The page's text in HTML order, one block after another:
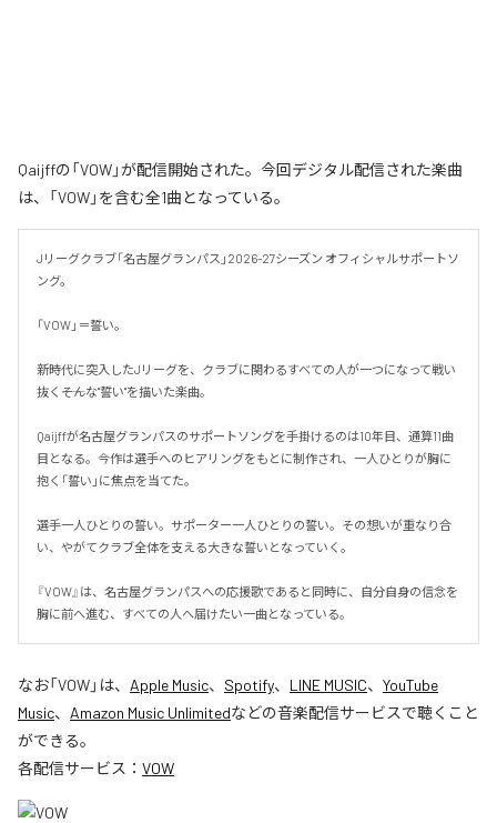
Qaijffの「VOW」が配信開始された。今回デジタル配信された楽曲
は、「VOW」を含む全1曲となっている。
Jリーグクラブ「名古屋グランパス」2026-27シーズン オフィシャルサポートソ
ング。
「VOW」＝誓い。
新時代に突入したJリーグを、クラブに関わるすべての人が一つになって戦い
抜く――そんな"誓い"を描いた楽曲。
Qaijffが名古屋グランパスのサポートソングを手掛けるのは10年目、通算11曲
目となる。今作は選手へのヒアリングをもとに制作され、一人ひとりが胸に
抱く「誓い」に焦点を当てた。
選手一人ひとりの誓い。サポーター一人ひとりの誓い。その想いが重なり合
い、やがてクラブ全体を支える大きな誓いとなっていく。
『VOW』は、名古屋グランパスへの応援歌であると同時に、自分自身の信念を
胸に前へ進む、すべての人へ届けたい一曲となっている。
なお「VOW」は、 Apple Music、 Spotify、 LINE MUSIC、 YouTube
Music、 Amazon Music Unlimitedなどの音楽配信サービスで聴くこと
ができる。
各配信サービス： VOW